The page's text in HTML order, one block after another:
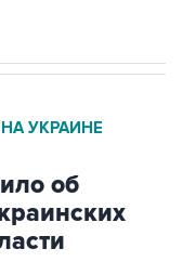
УКРАИНЕ
об